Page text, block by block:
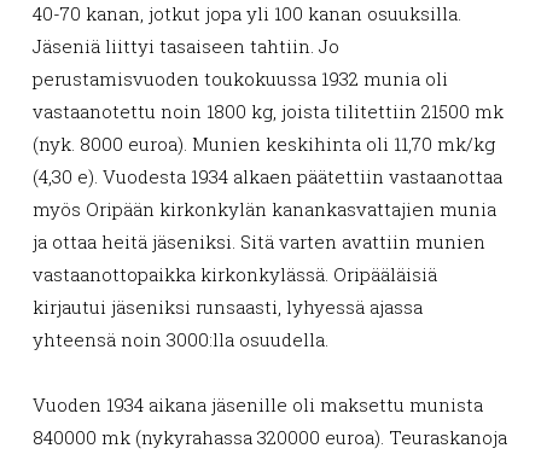
40-70 kanan, jotkut jopa yli 100 kanan osuuksilla.
Jäseniä liittyi tasaiseen tahtiin. Jo
perustamisvuoden toukokuussa 1932 munia oli
vastaanotettu noin 1800 kg, joista tilitettiin 21500 mk
(nyk. 8000 euroa). Munien keskihinta oli 11,70 mk/kg
(4,30 e). Vuodesta 1934 alkaen päätettiin vastaanottaa
myös Oripään kirkonkylän kanankasvattajien munia
ja ottaa heitä jäseniksi. Sitä varten avattiin munien
vastaanottopaikka kirkonkylässä. Oripääläisiä
kirjautui jäseniksi runsaasti, lyhyessä ajassa
yhteensä noin 3000:lla osuudella.
Vuoden 1934 aikana jäsenille oli maksettu munista
840000 mk (nykyrahassa 320000 euroa). Teuraskanoja